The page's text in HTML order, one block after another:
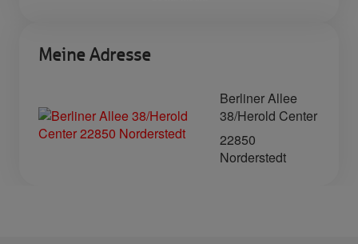
Meine Adresse
Berliner Allee
38/Herold Center
22850
Norderstedt